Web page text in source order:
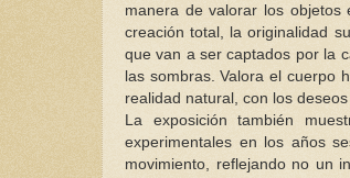
manera de valorar los objetos
creación total, la originalidad
que van a ser captados por la
las sombras. Valora el cuerpo
realidad natural, con los deseos
La exposición también
experimentales en los años
movimiento, reflejando no un